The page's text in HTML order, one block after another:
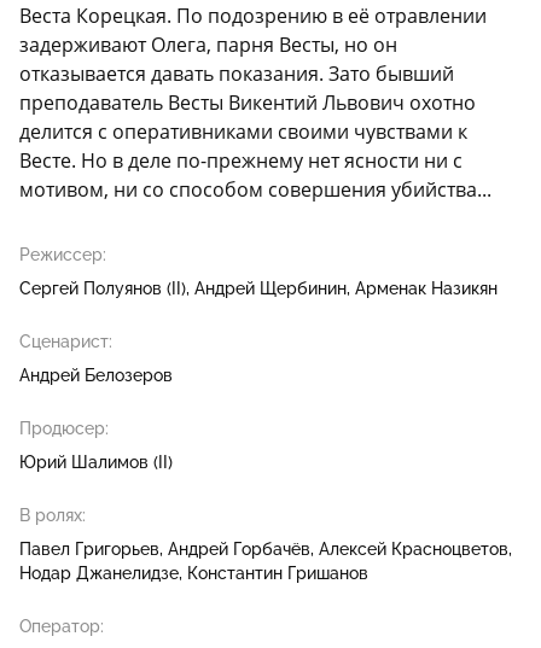
Веста Корецкая. По подозрению в её отравлении
задерживают Олега, парня Весты, но он
отказывается давать показания. Зато бывший
преподаватель Весты Викентий Львович охотно
делится с оперативниками своими чувствами к
Весте. Но в деле по-прежнему нет ясности ни с
мотивом, ни со способом совершения убийства...
Режиссер:
Сергей Полуянов (II) Андрей Щербинин Арменак Назикян
Сценарист:
Андрей Белозеров
Продюсер:
Юрий Шалимов (II)
В ролях:
Павел Григорьев Андрей Горбачёв Алексей Красноцветов
Нодар Джанелидзе Константин Гришанов
Оператор: